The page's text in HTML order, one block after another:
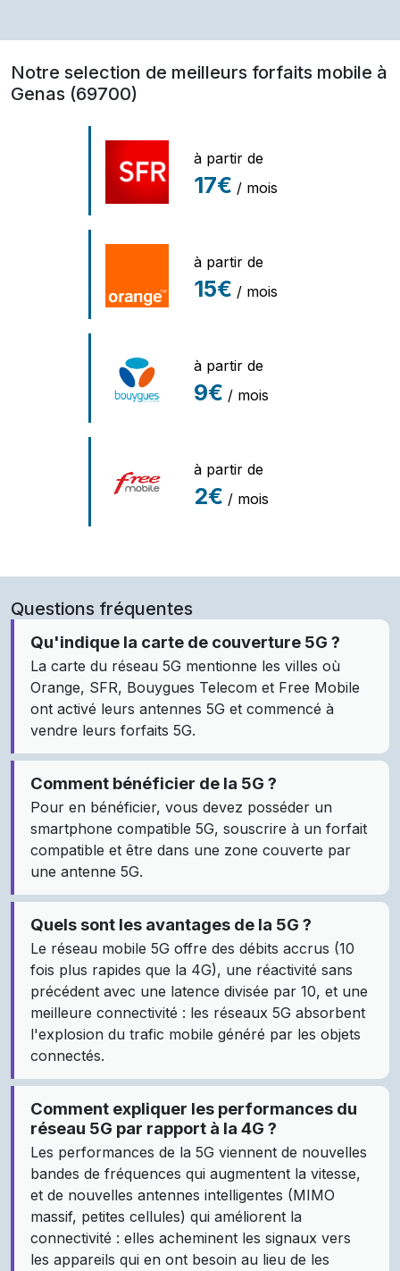
Notre selection de meilleurs forfaits mobile à
Genas (69700)
à partir de
17€ / mois
à partir de
15€ / mois
à partir de
9€ / mois
à partir de
2€ / mois
Questions fréquentes
Qu'indique la carte de couverture 5G ?
La carte du réseau 5G mentionne les villes où
Orange, SFR, Bouygues Telecom et Free Mobile
ont activé leurs antennes 5G et commencé à
vendre leurs forfaits 5G.
Comment bénéficier de la 5G ?
Pour en bénéficier, vous devez posséder un
smartphone compatible 5G, souscrire à un forfait
compatible et être dans une zone couverte par
une antenne 5G.
Quels sont les avantages de la 5G ?
Le réseau mobile 5G offre des débits accrus (10
fois plus rapides que la 4G), une réactivité sans
précédent avec une latence divisée par 10, et une
meilleure connectivité : les réseaux 5G absorbent
l'explosion du trafic mobile généré par les objets
connectés.
Comment expliquer les performances du
réseau 5G par rapport à la 4G ?
Les performances de la 5G viennent de nouvelles
bandes de fréquences qui augmentent la vitesse,
et de nouvelles antennes intelligentes (MIMO
massif, petites cellules) qui améliorent la
connectivité : elles acheminent les signaux vers
les appareils qui en ont besoin au lieu de les